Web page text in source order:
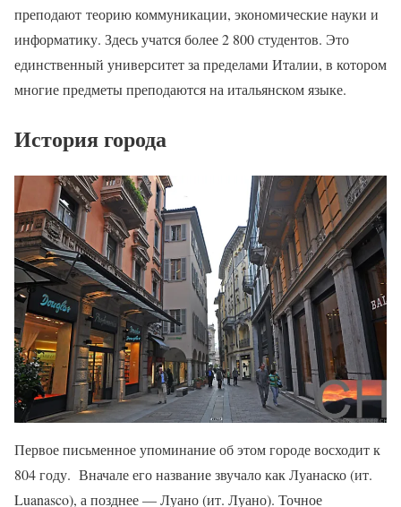
преподают теорию коммуникации, экономические науки и
информатику. Здесь учатся более 2 800 студентов. Это
единственный университет за пределами Италии, в котором
многие предметы преподаются на итальянском языке.
История города
Первое письменное упоминание об этом городе восходит к
804 году. Вначале его название звучало как Луанаско (ит.
Luanasco), а позднее — Луано (ит. Луано). Точное